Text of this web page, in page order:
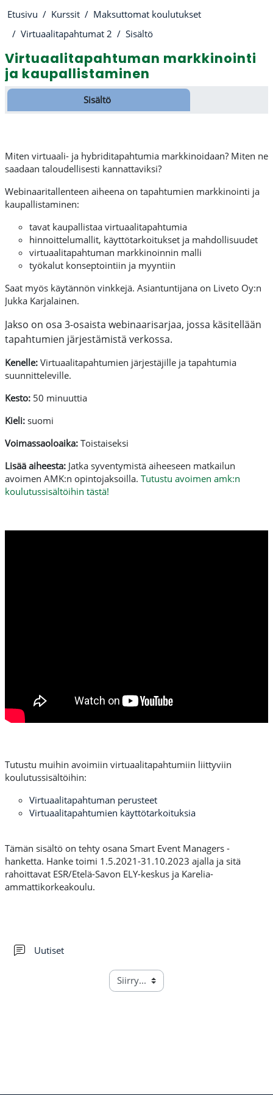
Etusivu Kurssit
Maksuttomat koulutukset
Virtuaalitapahtumat 2
Sisältö
Virtuaalitapahtuman markkinointi
ja kaupallistaminen
Osion ääriviiva
Sisältö
Miten virtuaali- ja hybriditapahtumia markkinoidaan? Miten ne
saadaan taloudellisesti kannattaviksi?
Webinaaritallenteen aiheena on tapahtumien markkinointi ja
kaupallistaminen:
tavat kaupallistaa virtuaalitapahtumia
hinnoittelumallit, käyttötarkoitukset ja mahdollisuudet
virtuaalitapahtuman markkinoinnin malli
työkalut konseptointiin ja myyntiin
Saat myös käytännön vinkkejä. Asiantuntijana on Liveto Oy:n
Jukka Karjalainen.
Jakso on osa 3-osaista webinaarisarjaa, jossa käsitellään
tapahtumien järjestämistä verkossa.
Kenelle: Virtuaalitapahtumien järjestäjille ja tapahtumia
suunnitteleville.
Kesto: 50 minuuttia
Kieli: suomi
Voimassaoloaika: Toistaiseksi
Lisää aiheesta: Jatka syventymistä aiheeseen matkailun
avoimen AMK:n opintojaksoilla. Tutustu avoimen amk:n
koulutussisältöihin tästä!
Tutustu muihin avoimiin virtuaalitapahtumiin liittyviin
koulutussisältöihin:
Virtuaalitapahtuman perusteet
Virtuaalitapahtumien käyttötarkoituksia
Tämän sisältö on tehty osana Smart Event Managers -
hanketta. Hanke toimi 1.5.2021-31.10.2023 ajalla ja sitä
rahoittavat ESR/Etelä-Savon ELY-keskus ja Karelia-
ammattikorkeakoulu.
Uutiset